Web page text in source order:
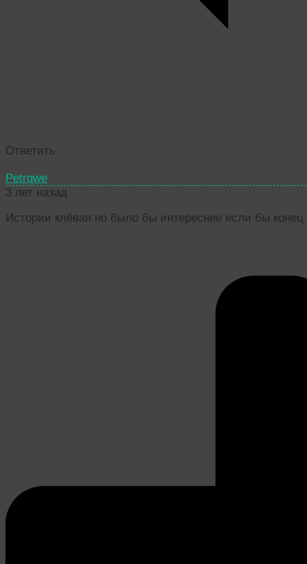
Ответить
Petrqwe
3 лет назад
Истории клёвая но было бы интереснее если бы